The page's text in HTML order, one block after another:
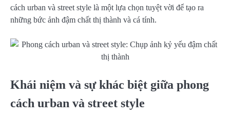
cách urban và street style là một lựa chọn tuyệt vời để tạo ra
những bức ảnh đậm chất thị thành và cá tính.
Khái niệm và sự khác biệt giữa phong
cách urban và street style